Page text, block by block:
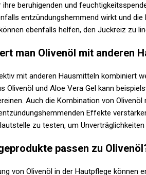
ihre beruhigenden und
entzündungshemmend wirkt und
ebenfalls helfen, den Juckreiz zu
man Olivenöl mit anderen
mit anderen Hausmitteln kombiniert
Olivenöl und Aloe Vera Gel kann
Auch die Kombination von
Effekte
zu testen, um
passen zu
von Olivenöl in der Hautpflege können